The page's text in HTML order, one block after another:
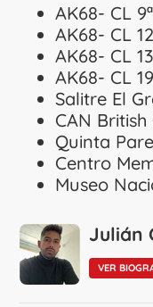
AK68- CL 9ª
AK68- CL 12
AK68- CL 13
AK68- CL 19
Salitre El
CAN British
Quinta
Centro
Museo
Julián
VER